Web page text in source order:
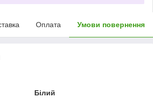
Оплата Умови повернення
Білий